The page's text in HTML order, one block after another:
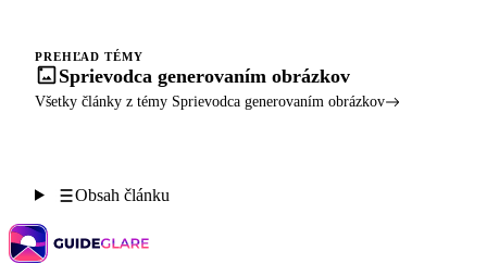
PREHĽAD TÉMY
Sprievodca generovaním obrázkov
Všetky články z témy Sprievodca generovaním obrázkov
Obsah článku